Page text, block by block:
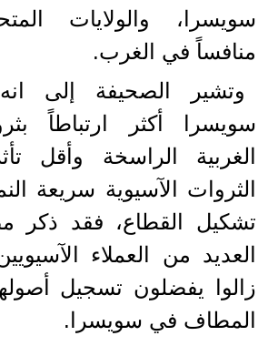
سويسرا، والولايات
منافساً في الغرب.
وتشير الصحيفة إلى
سويسرا أكثر ارتباطاً
الغربية الراسخة وأقل
الثروات الآسيوية سريعة
تشكيل القطاع، فقد ذكر
العديد من العملاء
زالوا يفضلون تسجيل
المطاف في سويسرا.